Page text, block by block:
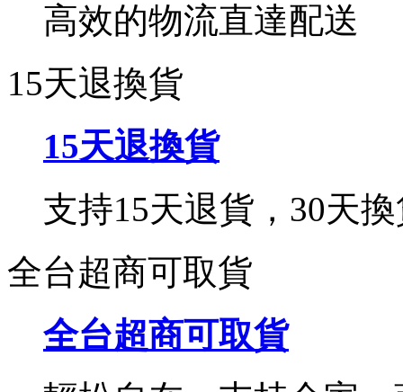
高效的物流直達配送
15天退換貨
15天退換貨
支持15天退貨，30天
全台超商可取貨
全台超商可取貨